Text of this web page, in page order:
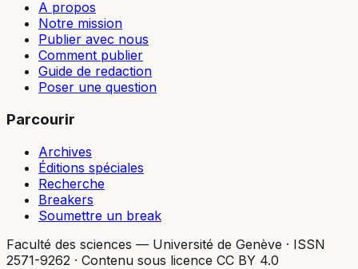
A propos
Notre mission
Publier avec nous
Comment publier
Guide de redaction
Poser une question
Parcourir
Archives
Éditions spéciales
Recherche
Breakers
Soumettre un break
Faculté des sciences — Université de Genève · ISSN
2571-9262 · Contenu sous licence CC BY 4.0